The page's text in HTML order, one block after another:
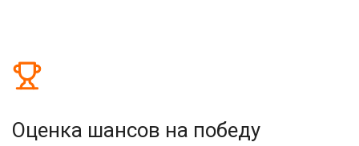
Оценка шансов на победу